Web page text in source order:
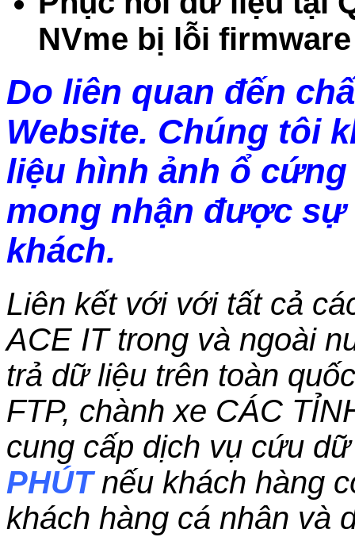
NVme bị lỗi
Do liên quan đến
Website. Chúng tôi
liệu hình ảnh ổ
mong nhận được
khách.
Liên kết với với tất cả
ACE IT trong và ngoài
trả dữ liệu trên toàn
FTP, chành xe CÁC
cung cấp dịch vụ cứu
PHÚTnếu khách hàng
khách hàng cá nhân và